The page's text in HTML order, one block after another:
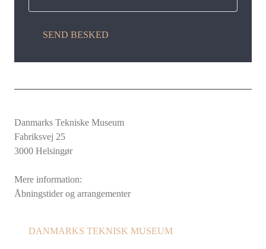
SEND BESKED
Danmarks Tekniske Museum
Fabriksvej 25
3000 Helsingør
Mere information:
Åbningstider og arrangementer
DANMARKS TEKNISK MUSEUM